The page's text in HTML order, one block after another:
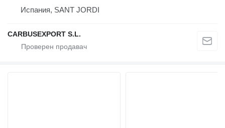
Испания, SANT JORDI
CARBUSEXPORT S.L.